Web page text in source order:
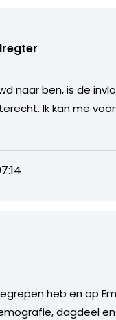
naar ben, is de
Ik kan me
heb en op
dagdeel